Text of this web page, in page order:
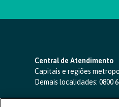
Central de Atendimento
Capitais e regiões
Demais localidades: 0800
SAC 24 horas-0800 724